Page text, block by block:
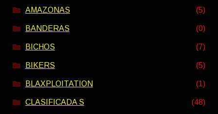
AMAZONAS (5)
BANDERAS (0)
BICHOS (7)
BIKERS (5)
BLAXPLOITATION (1)
CLASIFICADA S (48)